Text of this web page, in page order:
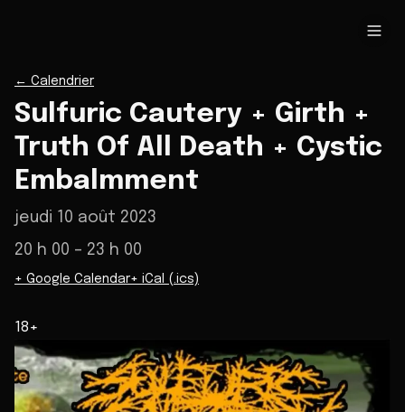
← Calendrier
Sulfuric Cautery + Girth +
Truth Of All Death + Cystic
Embalmment
jeudi 10 août 2023
20 h 00 – 23 h 00
+ Google Calendar+ iCal (.ics)
18+